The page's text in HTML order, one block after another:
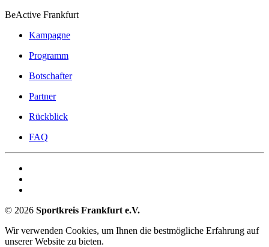
BeActive Frankfurt
Kampagne
Programm
Botschafter
Partner
Rückblick
FAQ
© 2026 Sportkreis Frankfurt e.V.
Wir verwenden Cookies, um Ihnen die bestmögliche Erfahrung auf
unserer Website zu bieten.